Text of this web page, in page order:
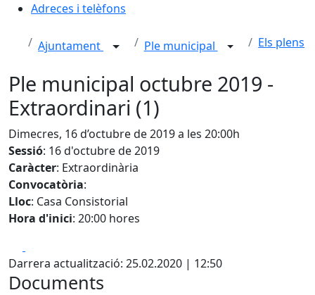
Adreces i telèfons
Ajuntament Ple municipal Els plens
Ple municipal octubre 2019 -
Extraordinari (1)
Dimecres, 16 d’octubre de 2019 a les 20:00h
Sessió: 16 d'octubre de 2019
Caràcter: Extraordinària
Convocatòria:
Lloc: Casa Consistorial
Hora d'inici: 20:00 hores
Darrera actualització: 25.02.2020 | 12:50
Documents